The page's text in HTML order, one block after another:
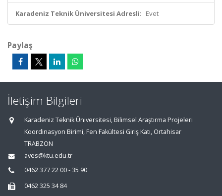
Karadeniz Teknik Üniversitesi Adresli: Evet
Paylaş
İletişim Bilgileri
Karadeniz Teknik Üniversitesi, Bilimsel Araştırma Projeleri
Koordinasyon Birimi, Fen Fakültesi Giriş Katı, Ortahisar
TRABZON
aves@ktu.edu.tr
0462 377 22 00 - 35 90
0462 325 34 84